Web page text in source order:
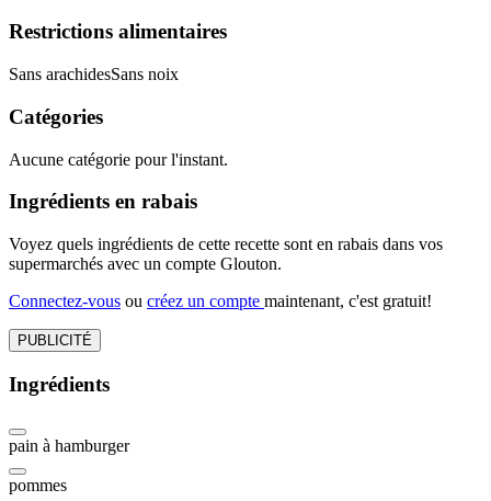
Restrictions alimentaires
Sans arachidesSans noix
Catégories
Aucune catégorie pour l'instant.
Ingrédients en rabais
Voyez quels ingrédients de cette recette sont en rabais dans vos
supermarchés avec un compte Glouton.
Connectez-vous ou créez un compte maintenant, c'est gratuit!
PUBLICITÉ
Ingrédients
pain à hamburger
pommes